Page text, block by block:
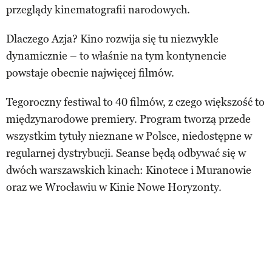
przeglądy kinematografii narodowych.
Dlaczego Azja? Kino rozwija się tu niezwykle
dynamicznie – to właśnie na tym kontynencie
powstaje obecnie najwięcej filmów.
Tegoroczny festiwal to 40 filmów, z czego większość to
międzynarodowe premiery. Program tworzą przede
wszystkim tytuły nieznane w Polsce, niedostępne w
regularnej dystrybucji. Seanse będą odbywać się w
dwóch warszawskich kinach: Kinotece i Muranowie
oraz we Wrocławiu w Kinie Nowe Horyzonty.